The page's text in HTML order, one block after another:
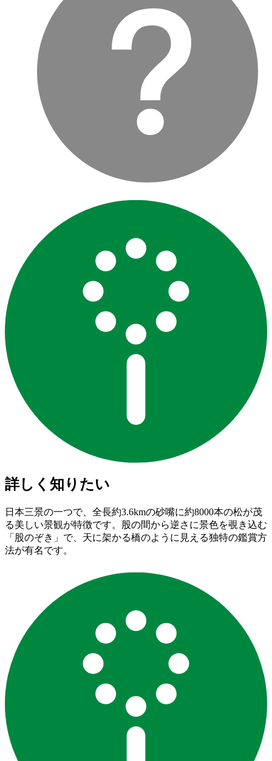
詳しく知りたい
日本三景の一つで、全長約3.6kmの砂嘴に約8000本の松が茂
る美しい景観が特徴です。股の間から逆さに景色を覗き込む
「股のぞき」で、天に架かる橋のように見える独特の鑑賞方
法が有名です。